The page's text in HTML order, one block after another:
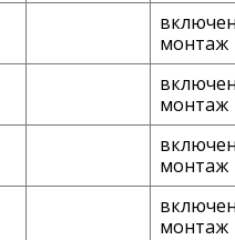
монтаж
монтаж
монтаж
монтаж